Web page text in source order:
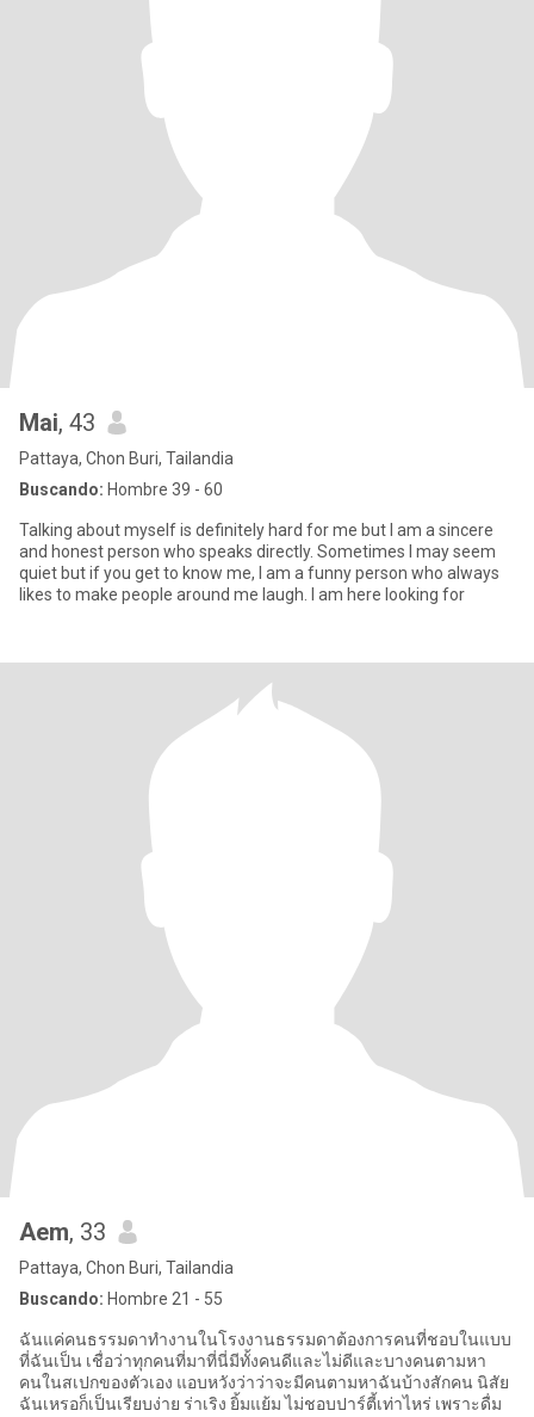
Mai, 43
Pattaya, Chon Buri, Tailandia
Buscando: Hombre 39 - 60
Talking about myself is definitely hard for me but I am a sincere
and honest person who speaks directly. Sometimes I may seem
quiet but if you get to know me, I am a funny person who always
likes to make people around me laugh. I am here looking for
Aem, 33
Pattaya, Chon Buri, Tailandia
Buscando: Hombre 21 - 55
ฉันแค่คนธรรมดาทำงานในโรงงานธรรมดาต้องการคนที่ชอบในแบบ
ที่ฉันเป็น เชื่อว่าทุกคนที่มาที่นี่มีทั้งคนดีและไม่ดีและบางคนตามหา
คนในสเปกของตัวเอง แอบหวังว่าว่าจะมีคนตามหาฉันบ้างสักคน นิสัย
ฉันเหรอก็เป็นเรียบง่าย ร่าเริง ยิ้มแย้ม ไม่ชอบปาร์ตี้เท่าไหร่ เพราะดื่ม